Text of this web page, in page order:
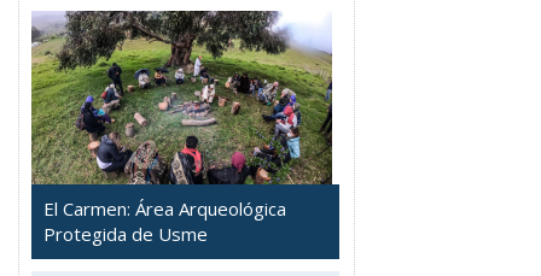
El Carmen: Área Arqueológica
Protegida de Usme